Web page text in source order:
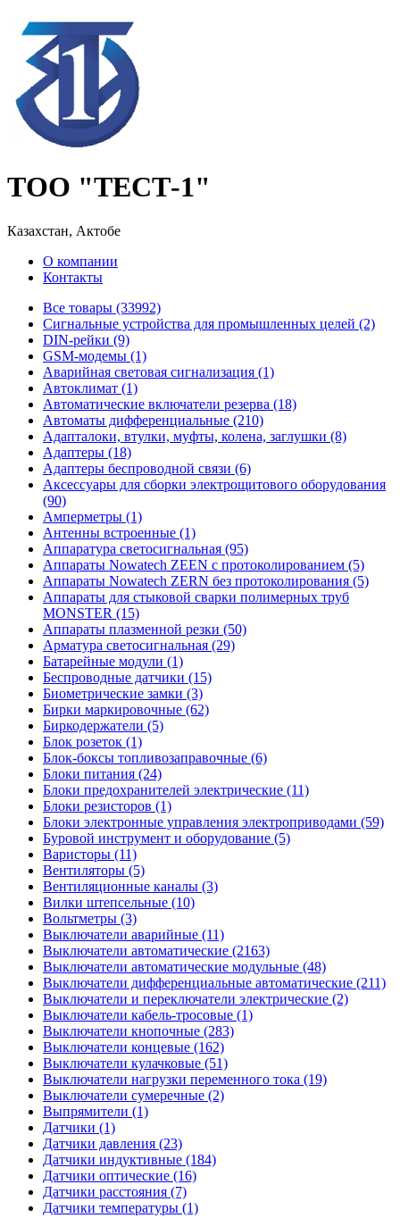
ТОО "ТЕСТ-1"
Казахстан, Актобе
О компании
Контакты
Все товары (33992)
Cигнальные устройства для промышленных целей (2)
DIN-рейки (9)
GSM-модемы (1)
Аварийная световая сигнализация (1)
Автоклимат (1)
Автоматические включатели резерва (18)
Автоматы дифференциальные (210)
Адапталоки, втулки, муфты, колена, заглушки (8)
Адаптеры (18)
Адаптеры беспроводной связи (6)
Аксессуары для сборки электрощитового оборудования
(90)
Амперметры (1)
Антенны встроенные (1)
Аппаратура светосигнальная (95)
Аппараты Nowatech ZEEN c протоколированием (5)
Аппараты Nowatech ZERN без протоколирования (5)
Аппараты для стыковой сварки полимерных труб
MONSTER (15)
Аппараты плазменной резки (50)
Арматура светосигнальная (29)
Батарейные модули (1)
Беспроводные датчики (15)
Биометрические замки (3)
Бирки маркировочные (62)
Биркодержатели (5)
Блок розеток (1)
Блок-боксы топливозаправочные (6)
Блоки питания (24)
Блоки предохранителей электрические (11)
Блоки резисторов (1)
Блоки электронные управления электроприводами (59)
Буровой инструмент и оборудование (5)
Варисторы (11)
Вентиляторы (5)
Вентиляционные каналы (3)
Вилки штепсельные (10)
Вольтметры (3)
Выключатели аварийные (11)
Выключатели автоматические (2163)
Выключатели автоматические модульные (48)
Выключатели дифференциальные автоматические (211)
Выключатели и переключатели электрические (2)
Выключатели кабель-тросовые (1)
Выключатели кнопочные (283)
Выключатели концевые (162)
Выключатели кулачковые (51)
Выключатели нагрузки переменного тока (19)
Выключатели сумеречные (2)
Выпрямители (1)
Датчики (1)
Датчики давления (23)
Датчики индуктивные (184)
Датчики оптические (16)
Датчики расстояния (7)
Датчики температуры (1)